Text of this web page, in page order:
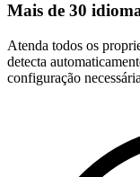
Mais de 30
Atenda todos os
detecta
configuração